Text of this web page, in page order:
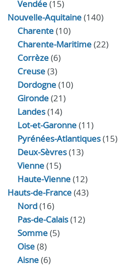
Vendée(15)
Nouvelle-Aquitaine(140)
Charente(10)
Charente-Maritime(22)
Corrèze(6)
Creuse(3)
Dordogne(10)
Gironde(21)
Landes(14)
Lot-et-Garonne(11)
Pyrénées-Atlantiques(15)
Deux-Sèvres(13)
Vienne(15)
Haute-Vienne(12)
Hauts-de-France(43)
Nord(16)
Pas-de-Calais(12)
Somme(5)
Oise(8)
Aisne(6)